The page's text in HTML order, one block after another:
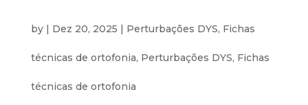
by | Dez 20, 2025 | Perturbações DYS, Fichas
técnicas de ortofonia, Perturbações DYS, Fichas
técnicas de ortofonia